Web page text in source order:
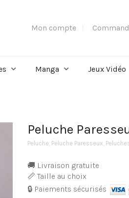
Mon compte
Manga Jeux Vidéo
Peluche
Peluche Peluche Paresseux
🚚 Livraison gratuite
📏 Taille au choix
🔒 Paiements sécurisés